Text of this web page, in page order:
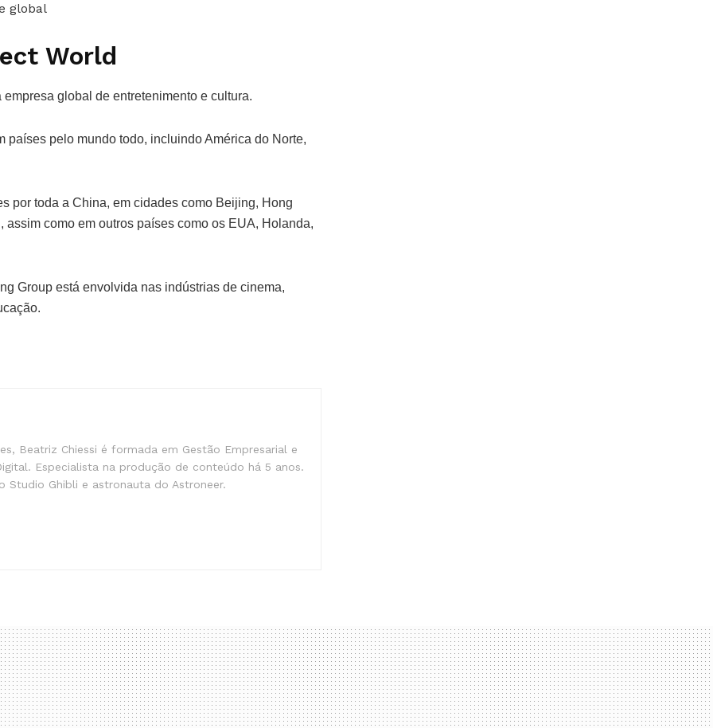
global
World
global de entretenimento e cultura.
países pelo mundo todo, incluindo América do Norte,
por toda a China, em cidades como Beijing, Hong
como em outros países como os EUA, Holanda,
Group está envolvida nas indústrias de cinema,
Beatriz Chiessi é formada em Gestão Empresarial e
Especialista na produção de conteúdo há 5 anos.
Studio Ghibli e astronauta do Astroneer.